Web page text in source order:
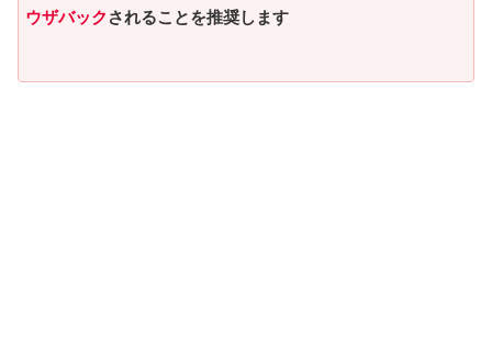
ウザバック されることを推奨します